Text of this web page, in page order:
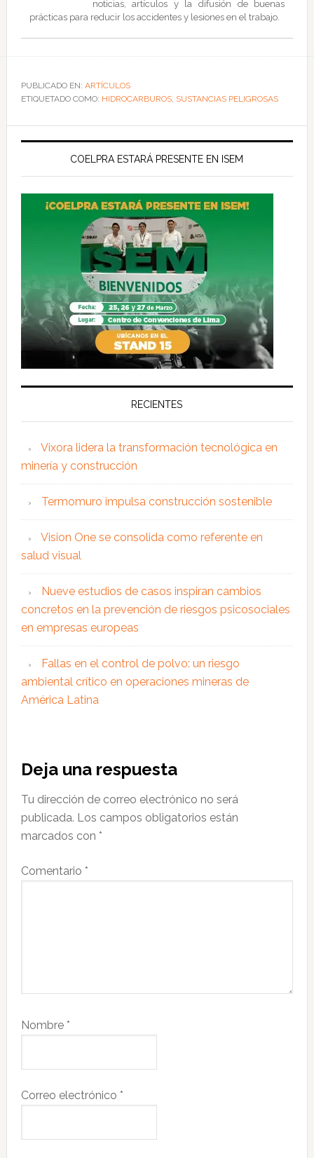
noticias, artículos y la difusión de buenas
prácticas para reducir los accidentes y lesiones en el trabajo.
PUBLICADO EN: ARTÍCULOS
ETIQUETADO COMO: HIDROCARBUROS, SUSTANCIAS PELIGROSAS
COELPRA ESTARÁ PRESENTE EN ISEM
RECIENTES
Vixora lidera la transformación tecnológica en
minería y construcción
Termomuro impulsa construcción sostenible
Vision One se consolida como referente en
salud visual
Nueve estudios de casos inspiran cambios
concretos en la prevención de riesgos psicosociales
en empresas europeas
Fallas en el control de polvo: un riesgo
ambiental crítico en operaciones mineras de
América Latina
Interacciones
con
los
lectores
Deja una respuesta
Tu dirección de correo electrónico no será
publicada. Los campos obligatorios están
marcados con *
Comentario *
Nombre *
Correo electrónico *